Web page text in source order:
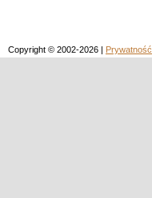
Copyright © 2002-2026 | Prywatność